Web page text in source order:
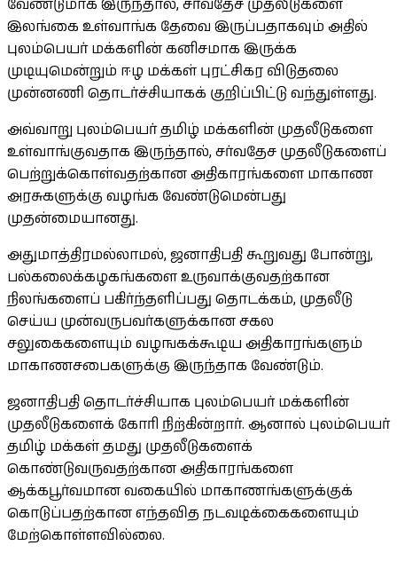
வேண்டுமாக இருந்தால், சர்வதேச முதலீடுகளை
இலங்கை உள்வாங்க தேவை இருப்பதாகவும் அதில்
புலம்பெயர் மக்களின் கனிசமாக இருக்க
முடியுமென்றும் ஈழ மக்கள் புரட்சிகர விடுதலை
முன்னணி தொடர்ச்சியாகக் குறிப்பிட்டு வந்துள்ளது.
அவ்வாறு புலம்பெயர் தமிழ் மக்களின் முதலீடுகளை
உள்வாங்குவதாக இருந்தால், சர்வதேச முதலீடுகளைப்
பெற்றுக்கொள்வதற்கான அதிகாரங்களை மாகாண
அரசுகளுக்கு வழங்க வேண்டுமென்பது
முதன்மையானது.
அதுமாத்திரமல்லாமல், ஜனாதிபதி கூறுவது போன்று,
பல்கலைக்கழகங்களை உருவாக்குவதற்கான
நிலங்களைப் பகிர்ந்தளிப்பது தொடக்கம், முதலீடு
செய்ய முன்வருபவர்களுக்கான சகல
சலுகைகளையும் வழஙகக்கூடிய அதிகாரங்களும்
மாகாணசபைகளுக்கு இருந்தாக வேண்டும்.
ஜனாதிபதி தொடர்ச்சியாக புலம்பெயர் மக்களின்
முதலீடுகளைக் கோரி நிற்கின்றார். ஆனால் புலம்பெயர்
தமிழ் மக்கள் தமது முதலீடுகளைக்
கொண்டுவருவதற்கான அதிகாரங்களை
ஆக்கபூர்வமான வகையில் மாகாணங்களுக்குக்
கொடுப்பதற்கான எந்தவித நடவடிக்கைகளையும்
மேற்கொள்ளவில்லை.